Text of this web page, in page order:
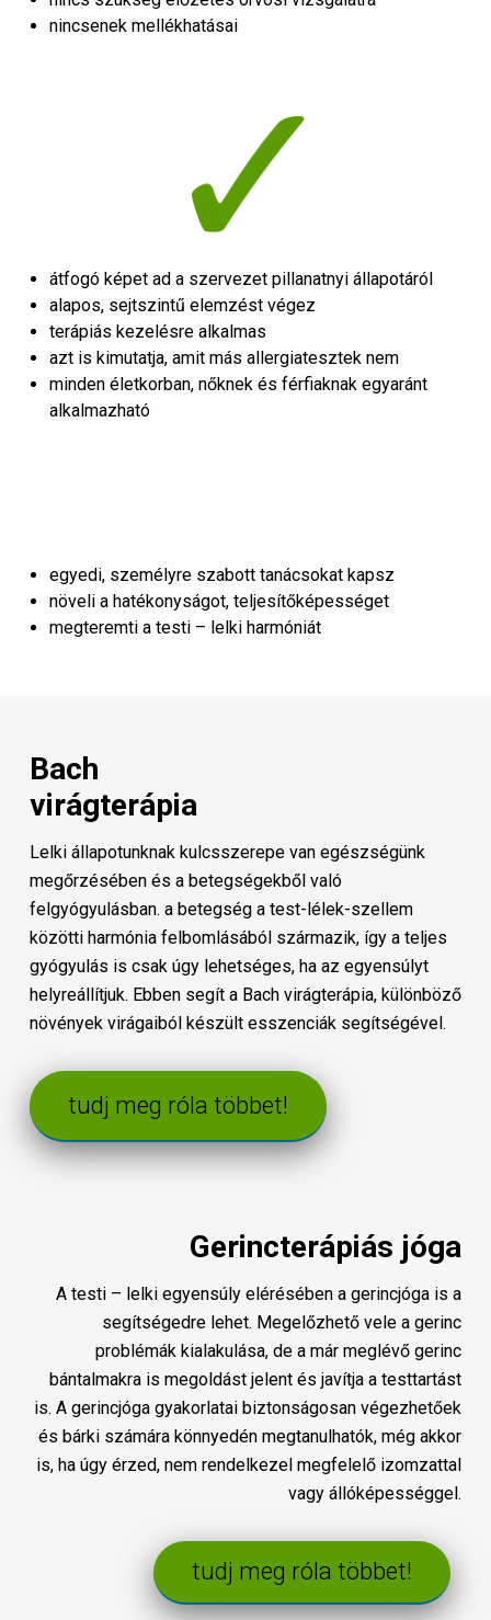
nincsenek mellékhatásai
átfogó képet ad a szervezet pillanatnyi állapotáról
alapos, sejtszintű elemzést végez
terápiás kezelésre alkalmas
azt is kimutatja, amit más allergiatesztek nem
minden életkorban, nőknek és férfiaknak egyaránt
alkalmazható
egyedi, személyre szabott tanácsokat kapsz
növeli a hatékonyságot, teljesítőképességet
megteremti a testi – lelki harmóniát
Bach
virágterápia
Lelki állapotunknak kulcsszerepe van egészségünk
megőrzésében és a betegségekből való
felgyógyulásban. a betegség a test-lélek-szellem
közötti harmónia felbomlásából származik, így a teljes
gyógyulás is csak úgy lehetséges, ha az egyensúlyt
helyreállítjuk. Ebben segít a Bach virágterápia, különböző
növények virágaiból készült esszenciák segítségével.
tudj meg róla többet!
Gerincterápiás jóga
A testi – lelki egyensúly elérésében a gerincjóga is a
segítségedre lehet. Megelőzhető vele a gerinc
problémák kialakulása, de a már meglévő gerinc
bántalmakra is megoldást jelent és javítja a testtartást
is. A gerincjóga gyakorlatai biztonságosan végezhetőek
és bárki számára könnyedén megtanulhatók, még akkor
is, ha úgy érzed, nem rendelkezel megfelelő izomzattal
vagy állóképességgel.
tudj meg róla többet!